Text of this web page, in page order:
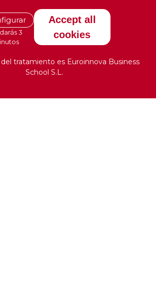
3
Accept all
cookies
tratamiento es Euroinnova Business
School S.L.